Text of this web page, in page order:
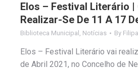
Elos – Festival Literário |
Realizar-Se De 11 A 17
Biblioteca Municipal , Notícias By
Elos – Festival Literário vai
de Abril 2021, no Concelho de